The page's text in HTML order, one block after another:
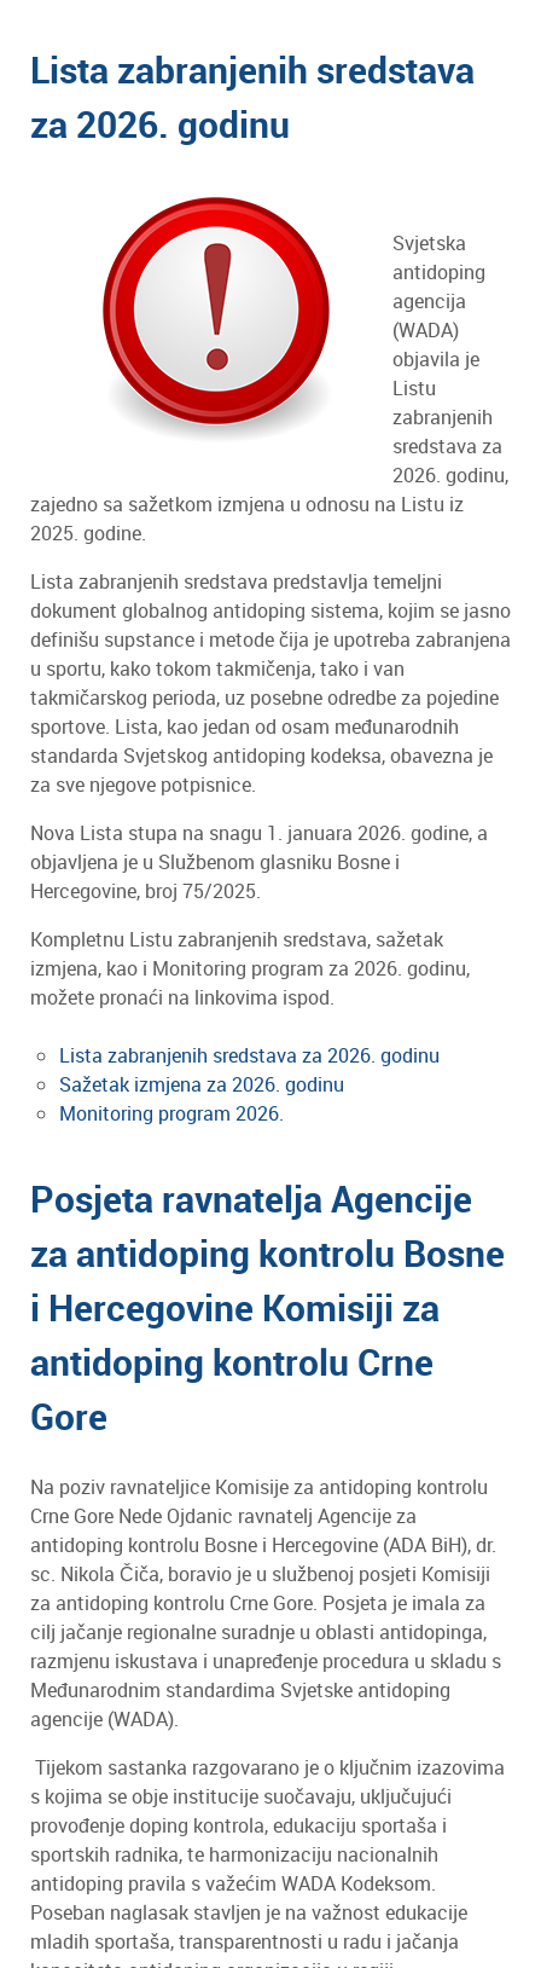
Lista zabranjenih sredstava
za 2026. godinu
Svjetska
antidoping
agencija
(WADA)
objavila je
Listu
zabranjenih
sredstava za
2026. godinu,
zajedno sa sažetkom izmjena u odnosu na Listu iz
2025. godine.
Lista zabranjenih sredstava predstavlja temeljni
dokument globalnog antidoping sistema, kojim se jasno
definišu supstance i metode čija je upotreba zabranjena
u sportu, kako tokom takmičenja, tako i van
takmičarskog perioda, uz posebne odredbe za pojedine
sportove. Lista, kao jedan od osam međunarodnih
standarda Svjetskog antidoping kodeksa, obavezna je
za sve njegove potpisnice.
Nova Lista stupa na snagu 1. januara 2026. godine, a
objavljena je u Službenom glasniku Bosne i
Hercegovine, broj 75/2025.
Kompletnu Listu zabranjenih sredstava, sažetak
izmjena, kao i Monitoring program za 2026. godinu,
možete pronaći na linkovima ispod.
Lista zabranjenih sredstava za 2026. godinu
Sažetak izmjena za 2026. godinu
Monitoring program 2026.
Posjeta ravnatelja Agencije
za antidoping kontrolu Bosne
i Hercegovine Komisiji za
antidoping kontrolu Crne
Gore
Na poziv ravnateljice Komisije za antidoping kontrolu
Crne Gore Nede Ojdanic ravnatelj Agencije za
antidoping kontrolu Bosne i Hercegovine (ADA BiH), dr.
sc. Nikola Čiča, boravio je u službenoj posjeti Komisiji
za antidoping kontrolu Crne Gore. Posjeta je imala za
cilj jačanje regionalne suradnje u oblasti antidopinga,
razmjenu iskustava i unapređenje procedura u skladu s
Međunarodnim standardima Svjetske antidoping
agencije (WADA).
Tijekom sastanka razgovarano je o ključnim izazovima
s kojima se obje institucije suočavaju, uključujući
provođenje doping kontrola, edukaciju sportaša i
sportskih radnika, te harmonizaciju nacionalnih
antidoping pravila s važećim WADA Kodeksom.
Poseban naglasak stavljen je na važnost edukacije
mladih sportaša, transparentnosti u radu i jačanja